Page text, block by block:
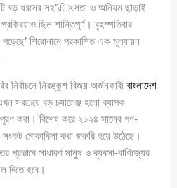
বড় ধরনের সহ’\িংসতা ও অনিয়ম ছাড়াই
ছিল শান্তিপূর্ণ। বৃহস্পতিবার
পড়েছে’ শিরোনামে প্রকাশিত এক মূল্যায়ন
নির্বাচনে নিরঙ্কুশ বিজয় অর্জনকারীবাংলাদেশ
সবচেয়ে বড় চ্যালেঞ্জ হলো ব্যাপক
করা। বিশেষ করে ২০২৪ সালের গণ-
মোকাবিলা করা জরুরি হয়ে উঠেছে।
প্রভাবে সাধারণ মানুষ ও ব্যবসা-বাণিজ্যের
দিতে হবে।